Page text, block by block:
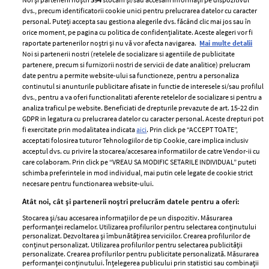
ELLE Style Awards
2024
Despre ELLE
Romania
Contact
Abonamente
Termeni si conditii
Politica de
confidențialitate
Politica de cookies
Publicitate
GSP
Unica
Baby
Retete
femei
Viva
Avantaje
Retete practice
dvs., precum identificatorii cookie unici pentru prelucrarea datelor cu caracter
personal. Puteți accepta sau gestiona alegerile dvs. făcând clic mai jos sau în
orice moment, pe pagina cu politica de confidențialitate. Aceste alegeri vor fi
raportate partenerilor noștri și nu vă vor afecta navigarea. Mai multe detalii
Noi si partenerii nostri (retelele de socializare si agentiile de publicitate
partenere, precum si furnizorii nostri de servicii de date analitice) prelucram
date pentru a permite website-ului sa functioneze, pentru a personaliza
continutul si anunturile publicitare afisate in functie de interesele si/sau profilul
dvs., pentru a va oferi functionalitati aferente retelelor de socializare si pentru a
analiza traficul pe website. Beneficiati de drepturile prevazute de art. 15-22 din
GDPR in legatura cu prelucrarea datelor cu caracter personal. Aceste drepturi pot
fi exercitate prin modalitatea indicataaici. Prin click pe “ACCEPT TOATE”,
acceptati folosirea tuturor Tehnologiilor de tip Cookie, care implica inclusiv
acceptul dvs. cu privire la stocarea/accesarea informatiilor de catre Vendor-ii cu
care colaboram. Prin click pe “VREAU SA MODIFIC SETARILE INDIVIDUAL” puteti
schimba preferintele in mod individual, mai putin cele legate de cookie strict
necesare pentru functionarea website-ului.
Atât noi, cât și partenerii noștri prelucrăm datele pentru a oferi:
Stocarea și/sau accesarea informațiilor de pe un dispozitiv. Măsurarea
performanței reclamelor. Utilizarea profilurilor pentru selectarea conținutului
personalizat. Dezvoltarea și îmbunătățirea serviciilor. Crearea profilurilor de
conținut personalizat. Utilizarea profilurilor pentru selectarea publicității
personalizate. Crearea profilurilor pentru publicitate personalizată. Măsurarea
performanței conținutului. Înțelegerea publicului prin statistici sau combinații